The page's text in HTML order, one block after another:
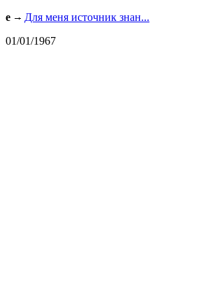
e
Для меня источник знан...
01/01/1967